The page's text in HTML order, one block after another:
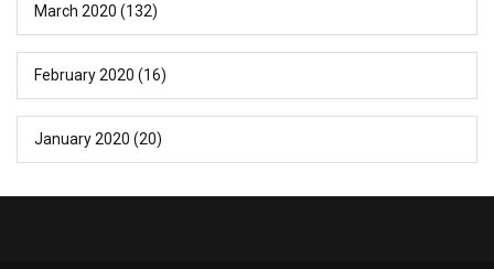
March 2020 (132)
February 2020 (16)
January 2020 (20)